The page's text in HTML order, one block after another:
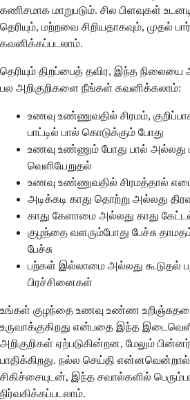
கணிசமாக மாறுபடும். சில பிளவுகள்
தெரியும், மற்றவை சிறியதாகவும், முதல்
கவனிக்கப்படலாம்.
தெரியும் திறப்பைத் தவிர, இந்த
பல அறிகுறிகளை நீங்கள் கவனிக்கலாம்:
உணவு உண்ணுவதில் சிரமம்,
பாட்டில் பால் கொடுக்கும் போது
உணவு உண்ணும் போது பால் அல்லது
வெளியேறுதல்
உணவு உண்ணுவதில் சிரமத்தால் எடை
அடிக்கடி காது தொற்று அல்லது
காது கேளாமை அல்லது காது
குழந்தை வளரும்போது பேச்சு
பேச்சு
பற்கள் இல்லாமை அல்லது கூடுதல்
பிரச்சினைகள்
உங்கள் குழந்தை உணவு உண்ண
உருவாக்குகிறது என்பதை இந்த
அறிகுறிகள் ஏற்படுகின்றன, மேலும்
பாதிக்கிறது. நல்ல செய்தி என்னவென்றால்,
சிகிச்சையுடன், இந்த சவால்களில்
நிர்வகிக்கப்படலாம்.